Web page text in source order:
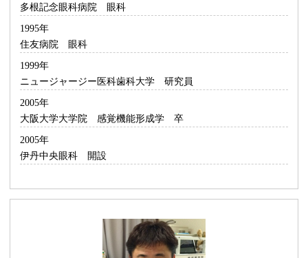
多根記念眼科病院 眼科
1995年
住友病院 眼科
1999年
ニュージャージー医科歯科大学 研究員
2005年
大阪大学大学院 感覚機能形成学 卒
2005年
伊丹中央眼科 開設